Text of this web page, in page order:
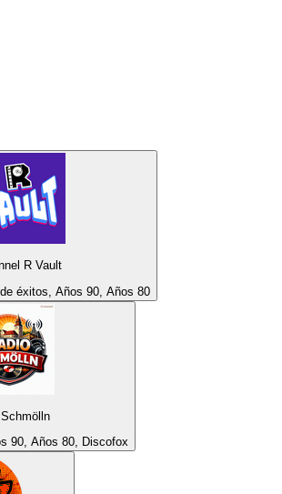
R Vault
éxitos, Años 90, Años 80
90, Años 80, Discofox